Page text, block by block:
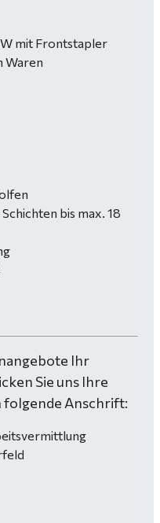
mit Frontstapler
Waren
bis max. 18
Ihr
Sie uns Ihre
folgende Anschrift: